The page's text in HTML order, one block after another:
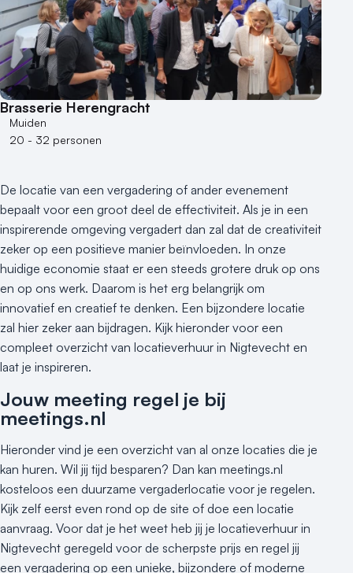
Brasserie Herengracht
Muiden
20 - 32 personen
De locatie van een vergadering of ander evenement
bepaalt voor een groot deel de effectiviteit. Als je in een
inspirerende omgeving vergadert dan zal dat de creativiteit
zeker op een positieve manier beïnvloeden. In onze
huidige economie staat er een steeds grotere druk op ons
en op ons werk. Daarom is het erg belangrijk om
innovatief en creatief te denken. Een bijzondere locatie
zal hier zeker aan bijdragen. Kijk hieronder voor een
compleet overzicht van locatieverhuur in Nigtevecht en
laat je inspireren.
Jouw meeting regel je bij
meetings.nl
Hieronder vind je een overzicht van al onze locaties die je
kan huren. Wil jij tijd besparen? Dan kan meetings.nl
kosteloos een duurzame vergaderlocatie voor je regelen.
Kijk zelf eerst even rond op de site of doe een locatie
aanvraag. Voor dat je het weet heb jij je locatieverhuur in
Nigtevecht geregeld voor de scherpste prijs en regel jij
een vergadering op een unieke, bijzondere of moderne